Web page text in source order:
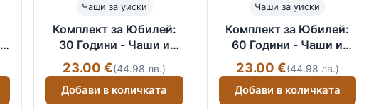
Чаши за уиски
Комплект за Юбилей:
30 Години - Чаши и
Подложки
23.00 €(44.98 лв.)
Добави в количката
Чаши за уиски
Комплект за Юбилей:
60 Години - Чаши и
Подложки
23.00 €(44.98 лв.)
Добави в количката